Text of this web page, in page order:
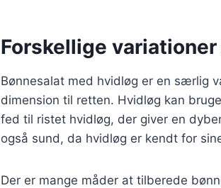
Forskellige
Bønnesalat med hvidløg er en særlig
dimension til retten. Hvidløg kan
fed til ristet hvidløg, der giver en
også sund, da hvidløg er kendt for
Der er mange måder at tilberede